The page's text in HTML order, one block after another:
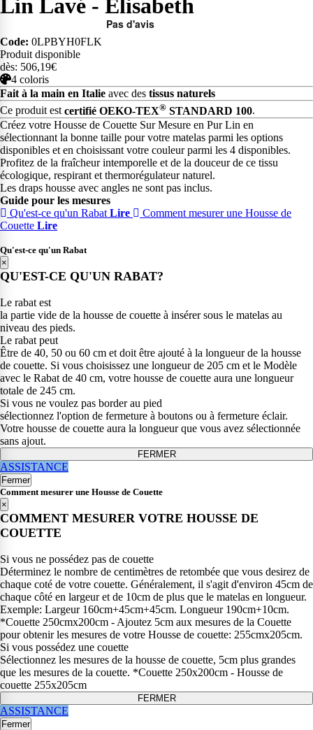
Lin Lavé - Elisabeth
Code: 0LPBYH0FLK
Produit disponible
dès: 506,19€
4 coloris
Fait à la main en Italie avec des tissus naturels
Ce produit estcertifié OEKO-TEX® STANDARD 100.
Créez votre Housse de Couette Sur Mesure en Pur Lin en
sélectionnant la bonne taille pour votre matelas parmi les options
disponibles et en choisissant votre couleur parmi les 4 disponibles.
Profitez de la fraîcheur intemporelle et de la douceur de ce tissu
écologique, respirant et thermorégulateur naturel.
Les draps housse avec angles ne sont pas inclus.
Guide pour les mesures
Qu'est-ce qu'un Rabat Lire
Comment mesurer une Housse de
Couette Lire
Qu'est-ce qu'un Rabat
×
QU'EST-CE QU'UN RABAT?
Le rabat est
la partie vide de la housse de couette à insérer sous le matelas au
niveau des pieds.
Le rabat peut
Être de 40, 50 ou 60 cm et doit être ajouté à la longueur de la housse
de couette. Si vous choisissez une longueur de 205 cm et le Modèle
avec le Rabat de 40 cm, votre housse de couette aura une longueur
totale de 245 cm.
Si vous ne voulez pas border au pied
sélectionnez l'option de fermeture à boutons ou à fermeture éclair.
Votre housse de couette aura la longueur que vous avez sélectionnée
sans ajout.
FERMER
ASSISTANCE
Fermer
Comment mesurer une Housse de Couette
×
COMMENT MESURER VOTRE HOUSSE DE
COUETTE
Si vous ne possédez pas de couette
Déterminez le nombre de centimètres de retombée que vous desirez de
chaque coté de votre couette. Généralement, il s'agit d'environ 45cm de
chaque côté en largeur et de 10cm de plus que le matelas en longueur.
Exemple: Largeur 160cm+45cm+45cm. Longueur 190cm+10cm.
*Couette 250cmx200cm - Ajoutez 5cm aux mesures de la Couette
pour obtenir les mesures de votre Housse de couette: 255cmx205cm.
Si vous possédez une couette
Sélectionnez les mesures de la housse de couette, 5cm plus grandes
que les mesures de la couette. *Couette 250x200cm - Housse de
couette 255x205cm
FERMER
ASSISTANCE
Fermer